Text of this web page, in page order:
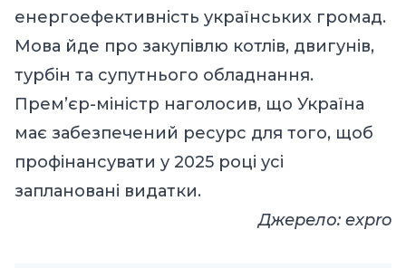
енергоефективність українських громад.
Мова йде про закупівлю котлів, двигунів,
турбін та супутнього обладнання.
Прем’єр-міністр наголосив, що Україна
має забезпечений ресурс для того, щоб
профінансувати у 2025 році усі
заплановані видатки.
Джерело: expro